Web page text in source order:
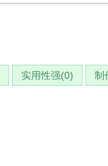
实用性强(0) 制